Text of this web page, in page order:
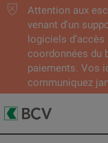
Attention aux
venant d'un
logiciels
coordonnées du
paiements. Vos
communiquez